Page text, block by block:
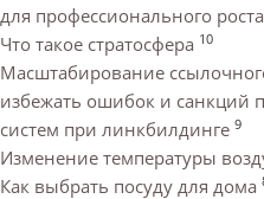
для профессионального роста
Что такое стратосфера 10
Масштабирование
избежать ошибок и санкций
систем при линкбилдинге 9
Изменение температуры
Как выбрать посуду для дома